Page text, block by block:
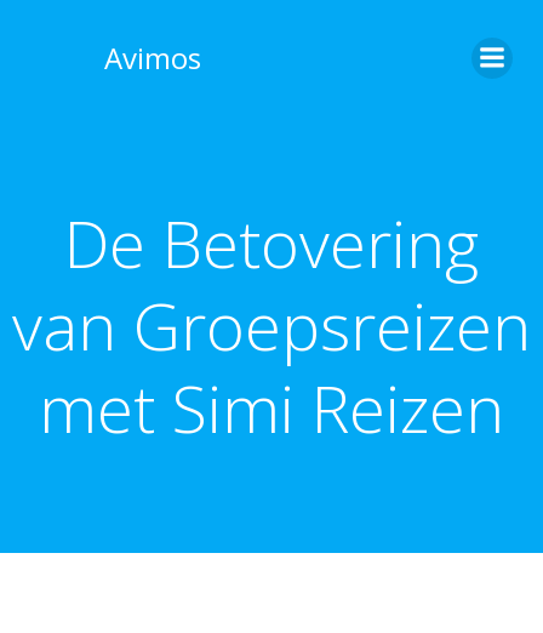
Avimos
De Betovering
van Groepsreizen
met Simi Reizen